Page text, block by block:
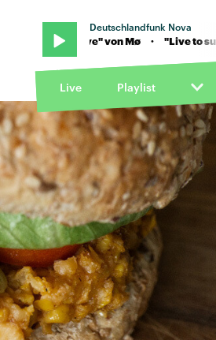
Deutschlandfunk Nova
von Mø · "Live to survive" von Mø
Live Playlist